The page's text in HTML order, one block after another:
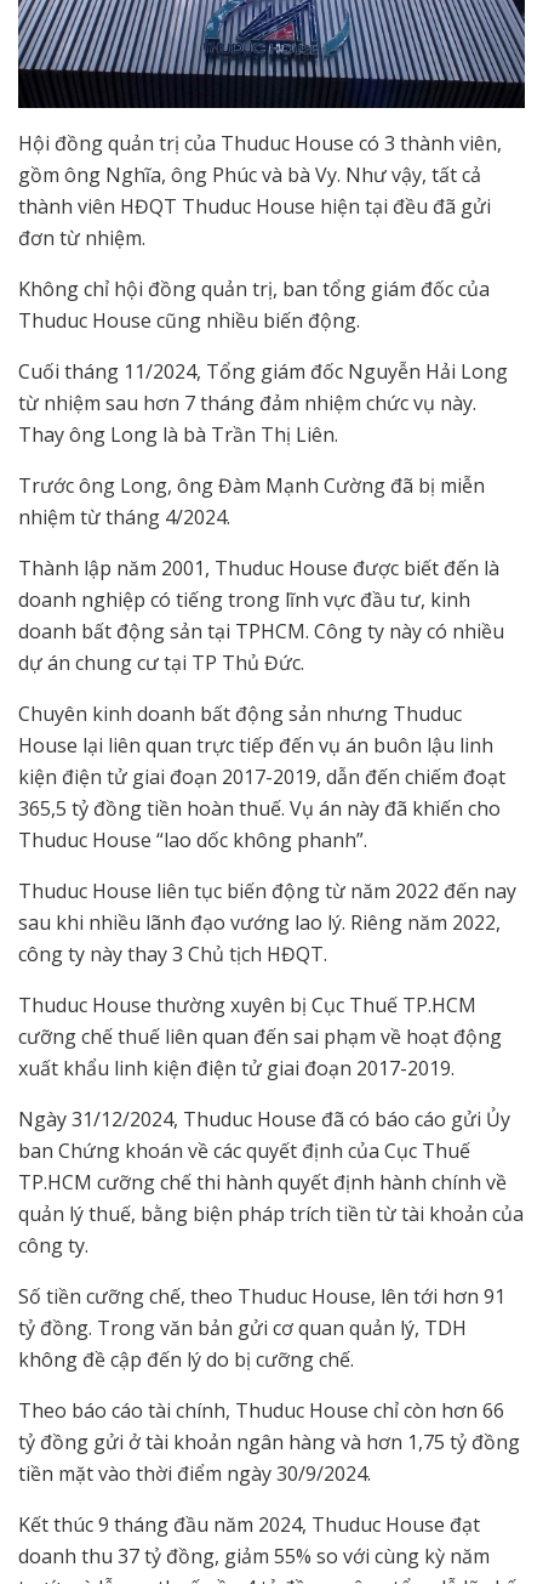
Hội đồng quản trị của Thuduc House có 3 thành viên,
gồm ông Nghĩa, ông Phúc và bà Vy. Như vậy, tất cả
thành viên HĐQT Thuduc House hiện tại đều đã gửi
đơn từ nhiệm.
Không chỉ hội đồng quản trị, ban tổng giám đốc của
Thuduc House cũng nhiều biến động.
Cuối tháng 11/2024, Tổng giám đốc Nguyễn Hải Long
từ nhiệm sau hơn 7 tháng đảm nhiệm chức vụ này.
Thay ông Long là bà Trần Thị Liên.
Trước ông Long, ông Đàm Mạnh Cường đã bị miễn
nhiệm từ tháng 4/2024.
Thành lập năm 2001, Thuduc House được biết đến là
doanh nghiệp có tiếng trong lĩnh vực đầu tư, kinh
doanh bất động sản tại TPHCM. Công ty này có nhiều
dự án chung cư tại TP Thủ Đức.
Chuyên kinh doanh bất động sản nhưng Thuduc
House lại liên quan trực tiếp đến vụ án buôn lậu linh
kiện điện tử giai đoạn 2017-2019, dẫn đến chiếm đoạt
365,5 tỷ đồng tiền hoàn thuế. Vụ án này đã khiến cho
Thuduc House “lao dốc không phanh”.
Thuduc House liên tục biến động từ năm 2022 đến nay
sau khi nhiều lãnh đạo vướng lao lý. Riêng năm 2022,
công ty này thay 3 Chủ tịch HĐQT.
Thuduc House thường xuyên bị Cục Thuế TP.HCM
cưỡng chế thuế liên quan đến sai phạm về hoạt động
xuất khẩu linh kiện điện tử giai đoạn 2017-2019.
Ngày 31/12/2024, Thuduc House đã có báo cáo gửi Ủy
ban Chứng khoán về các quyết định của Cục Thuế
TP.HCM cưỡng chế thi hành quyết định hành chính về
quản lý thuế, bằng biện pháp trích tiền từ tài khoản của
công ty.
Số tiền cưỡng chế, theo Thuduc House, lên tới hơn 91
tỷ đồng. Trong văn bản gửi cơ quan quản lý, TDH
không đề cập đến lý do bị cưỡng chế.
Theo báo cáo tài chính, Thuduc House chỉ còn hơn 66
tỷ đồng gửi ở tài khoản ngân hàng và hơn 1,75 tỷ đồng
tiền mặt vào thời điểm ngày 30/9/2024.
Kết thúc 9 tháng đầu năm 2024, Thuduc House đạt
doanh thu 37 tỷ đồng, giảm 55% so với cùng kỳ năm